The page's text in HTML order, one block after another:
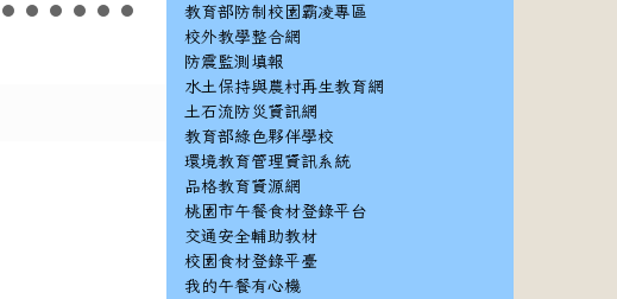
教育部防制校園霸凌專區
校外教學整合網
防震監測填報
水土保持與農村再生教育網
土石流防災資訊網
教育部綠色夥伴學校
環境教育管理資訊系統
品格教育資源網
桃園市午餐食材登錄平台
交通安全輔助教材
校園食材登錄平臺
我的午餐有心機